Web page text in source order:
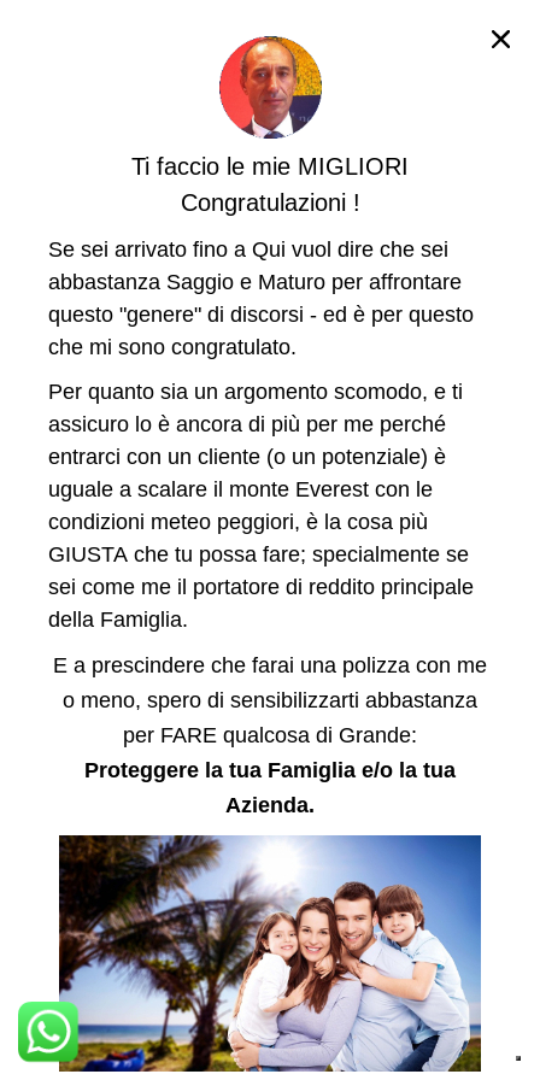
Se sei uscito per sbaglio
ricarica nuovamente
questa pagina
Ti faccio le mie MIGLIORI
Congratulazioni !
Se sei arrivato fino a Qui vuol dire che sei
abbastanza Saggio e Maturo per affrontare
questo "genere" di discorsi - ed è per questo
che mi sono congratulato.
Per quanto sia un argomento scomodo, e ti
assicuro lo è ancora di più per me perché
entrarci con un cliente (o un potenziale) è
uguale a scalare il monte Everest con le
condizioni meteo peggiori, è la cosa più
GIUSTA che tu possa fare; specialmente se
sei come me il portatore di reddito principale
della Famiglia.
E a prescindere che farai una polizza con me
o meno, spero di sensibilizzarti abbastanza
per FARE qualcosa di Grande:
Proteggere la tua Famiglia e/o la tua
Azienda.